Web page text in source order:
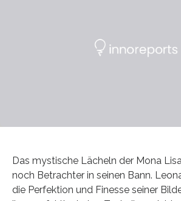
Das mystische Lächeln der Mona
noch Betrachter in seinen Bann.
die Perfektion und Finesse seiner